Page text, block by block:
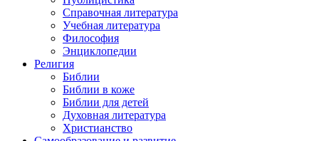
Справочная литература
Учебная литература
Философия
Энциклопедии
Религия
Библии
Библии в коже
Библии для детей
Духовная литература
Христианство